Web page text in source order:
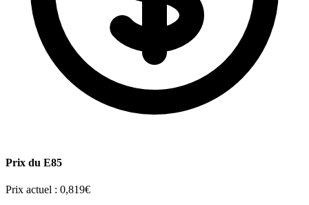
Prix du E85
Prix actuel : 0,819€